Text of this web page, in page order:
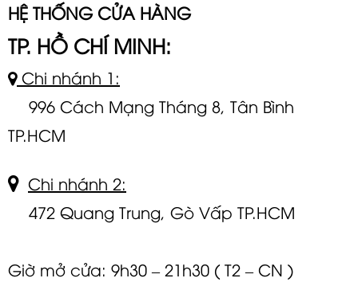
HỆ THỐNG CỬA HÀNG
TP. HỒ CHÍ MINH:
Chi nhánh 1:
996 Cách Mạng Tháng 8, Tân Bình
TP.HCM
Chi nhánh 2:
472 Quang Trung, Gò Vấp TP.HCM
Giờ mở cửa: 9h30 – 21h30 ( T2 – CN )